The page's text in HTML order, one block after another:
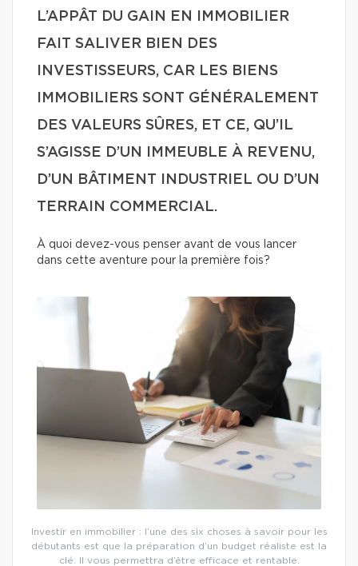
L’APPÂT DU GAIN EN IMMOBILIER
FAIT SALIVER BIEN DES
INVESTISSEURS, CAR LES BIENS
IMMOBILIERS SONT GÉNÉRALEMENT
DES VALEURS SÛRES, ET CE, QU’IL
S’AGISSE D’UN IMMEUBLE À REVENU,
D’UN BÂTIMENT INDUSTRIEL OU D’UN
TERRAIN COMMERCIAL.
À quoi devez-vous penser avant de vous lancer
dans cette aventure pour la première fois?
Investir en immobilier : l’une des six choses à savoir pour les
débutants est que la préparation d’un budget réaliste est la
clé. Il vous permettra d’être efficace et rentable.